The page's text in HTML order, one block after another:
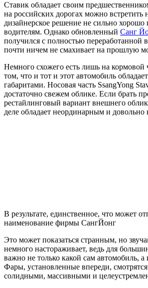
Ставик обладает своим
на российских дорогах можно встретить
дизайнерское решение не сильно
водителям. Однако обновленный Санг
получился с полностью переработанной
почти ничем не смахивает на прошлую
Немного схожего есть лишь на
том, что и тот и этот автомобиль
габаритами. Носовая часть SsangYong
достаточно свежем облике. Если брать
рестайлинговый вариант внешнего
деле обладает неординарным и
В результате, единственное, что может
наименование фирмы СангЙонг
Это может показаться странным, но
немного настораживает, ведь для
важно не только какой сам автомобиль, а
Фары, установленные впереди,
солидными, массивными и